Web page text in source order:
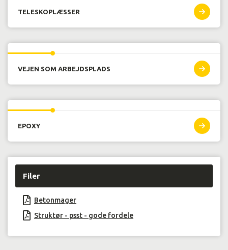
TELESKOPLÆSSER
VEJEN SOM ARBEJDSPLADS
EPOXY
Filer
Betonmager
Struktør - psst - gode fordele